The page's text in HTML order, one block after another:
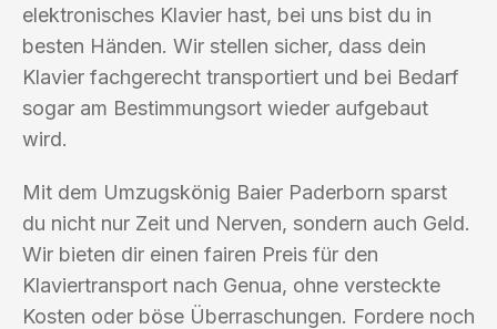
elektronisches Klavier hast, bei uns bist du in
besten Händen. Wir stellen sicher, dass dein
Klavier fachgerecht transportiert und bei Bedarf
sogar am Bestimmungsort wieder aufgebaut
wird.
Mit dem Umzugskönig Baier Paderborn sparst
du nicht nur Zeit und Nerven, sondern auch Geld.
Wir bieten dir einen fairen Preis für den
Klaviertransport nach Genua, ohne versteckte
Kosten oder böse Überraschungen. Fordere noch